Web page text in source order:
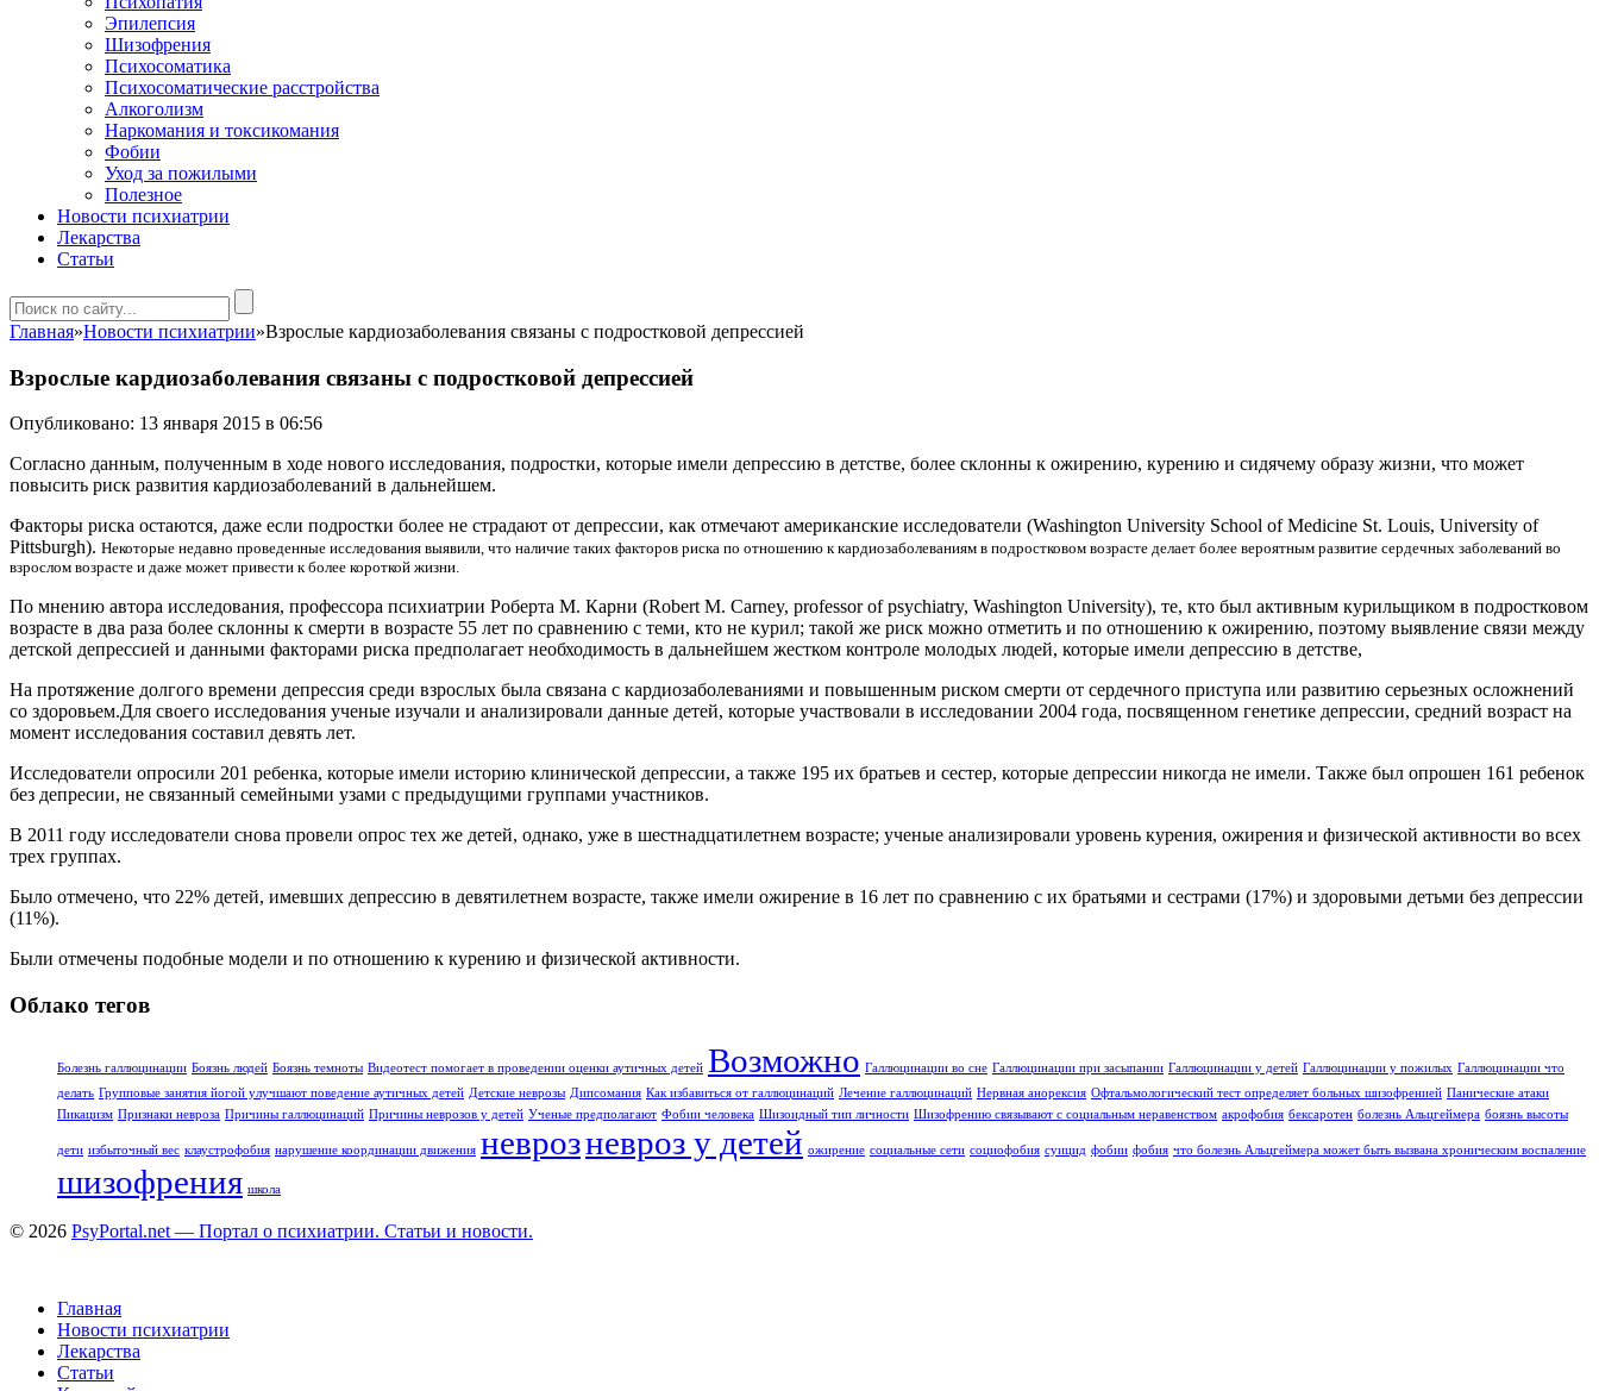
Эпилепсия
Шизофрения
Психосоматика
Психосоматические расстройства
Алкоголизм
Наркомания и токсикомания
Фобии
Уход за пожилыми
Полезное
Новости психиатрии
Лекарства
Статьи
Главная»Новости психиатрии»Взрослые кардиозаболевания связаны с подростковой депрессией
Взрослые кардиозаболевания связаны с подростковой депрессией
Опубликовано: 13 января 2015 в 06:56
Согласно данным, полученным в ходе нового исследования, подростки, которые имели депрессию в детстве, более склонны к ожирению, курению и сидячему образу жизни, что может
повысить риск развития кардиозаболеваний в дальнейшем.
Факторы риска остаются, даже если подростки более не страдают от депрессии, как отмечают американские исследователи (Washington University School of Medicine St. Louis, University of
Pittsburgh). Некоторые недавно проведенные исследования выявили, что наличие таких факторов риска по отношению к кардиозаболеваниям в подростковом возрасте делает более вероятным развитие сердечных заболеваний во
взрослом возрасте и даже может привести к более короткой жизни.
По мнению автора исследования, профессора психиатрии Роберта М. Карни (Robert M. Carney, professor of psychiatry, Washington University), те, кто был активным курильщиком в подростковом
возрасте в два раза более склонны к смерти в возрасте 55 лет по сравнению с теми, кто не курил; такой же риск можно отметить и по отношению к ожирению, поэтому выявление связи между
детской депрессией и данными факторами риска предполагает необходимость в дальнейшем жестком контроле молодых людей, которые имели депрессию в детстве,
На протяжение долгого времени депрессия среди взрослых была связана с кардиозаболеваниями и повышенным риском смерти от сердечного приступа или развитию серьезных осложнений
со здоровьем.Для своего исследования ученые изучали и анализировали данные детей, которые участвовали в исследовании 2004 года, посвященном генетике депрессии, средний возраст на
момент исследования составил девять лет.
Исследователи опросили 201 ребенка, которые имели историю клинической депрессии, а также 195 их братьев и сестер, которые депрессии никогда не имели. Также был опрошен 161 ребенок
без депресии, не связанный семейными узами с предыдущими группами участников.
В 2011 году исследователи снова провели опрос тех же детей, однако, уже в шестнадцатилетнем возрасте; ученые анализировали уровень курения, ожирения и физической активности во всех
трех группах.
Было отмечено, что 22% детей, имевших депрессию в девятилетнем возрасте, также имели ожирение в 16 лет по сравнению с их братьями и сестрами (17%) и здоровыми детьми без депрессии
(11%).
Были отмечены подобные модели и по отношению к курению и физической активности.
Облако тегов
Болезнь галлюцинации Боязнь людей Боязнь темноты Видеотест помогает в проведении оценки аутичных детей Возможно Галлюцинации во сне Галлюцинации при засыпании Галлюцинации у детей Галлюцинации у пожилых Галлюцинации что
делать Групповые занятия йогой улучшают поведение аутичных детей Детские неврозы Дипсомания Как избавиться от галлюцинаций Лечение галлюцинаций Нервная анорексия Офтальмологический тест определяет больных шизофренией Панические атаки
Пикацизм Признаки невроза Причины галлюцинаций Причины неврозов у детей Ученые предполагают Фобии человека Шизоидный тип личности Шизофрению связывают с социальным неравенством акрофобия бексаротен болезнь Альцгеймера боязнь высоты
дети избыточный вес клаустрофобия нарушение координации движения неврозневроз у детей ожирение социальные сети социофобия суицид фобии фобия что болезнь Альцгеймера может быть вызвана хроническим воспаление
шизофрения школа
© 2026 PsyPortal.net — Портал о психиатрии. Статьи и новости.
Главная
Новости психиатрии
Лекарства
Статьи